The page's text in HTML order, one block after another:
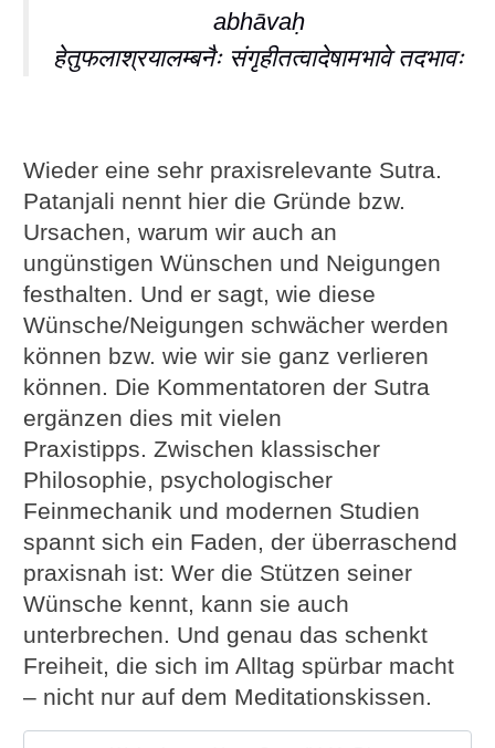
abhāvaḥ
हेतुफलाश्रयालम्बनैः संगृहीतत्वादेषामभावे तदभावः
Wieder eine sehr praxisrelevante Sutra.
Patanjali nennt hier die Gründe bzw.
Ursachen, warum wir auch an
ungünstigen Wünschen und Neigungen
festhalten. Und er sagt, wie diese
Wünsche/Neigungen schwächer werden
können bzw. wie wir sie ganz verlieren
können. Die Kommentatoren der Sutra
ergänzen dies mit vielen
Praxistipps. Zwischen klassischer
Philosophie, psychologischer
Feinmechanik und modernen Studien
spannt sich ein Faden, der überraschend
praxisnah ist: Wer die Stützen seiner
Wünsche kennt, kann sie auch
unterbrechen. Und genau das schenkt
Freiheit, die sich im Alltag spürbar macht
– nicht nur auf dem Meditationskissen.